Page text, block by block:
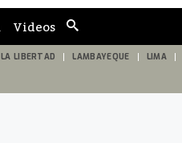
de
búsqueda
Videos
LA LIBERTAD LAMBAYEQUE LIMA